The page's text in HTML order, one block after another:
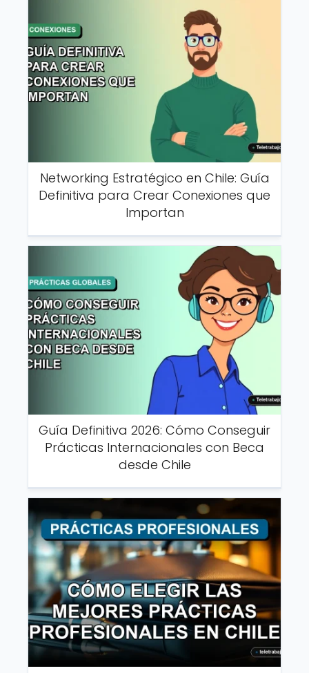
Networking Estratégico en Chile: Guía
Definitiva para Crear Conexiones que
Importan
Guía Definitiva 2026: Cómo Conseguir
Prácticas Internacionales con Beca
desde Chile